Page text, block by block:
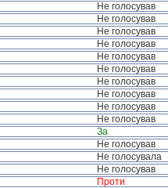
Не голосував
Не голосував
Не голосував
Не голосував
Не голосував
Не голосував
Не голосував
Не голосував
Не голосував
Не голосував
За
Не голосував
Не голосувала
Не голосував
Проти